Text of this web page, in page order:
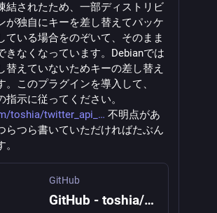
結されたため、一部ディストリビ
が独自にキーを差し替えてパッケ
ている場合をのぞいて、そのまま
きなくなっています。Debianでは
替えていないためキーの差し替え
。このプラグインを導入して、
指示に従ってください。
toshia/twitter_api_
不明点があ
らつら書いていただければたぶん
GitHub
GitHub - toshia/twitter_api_keys: mikutter 3.7以降で、Twitter APIキーを書き換えるプラグイン